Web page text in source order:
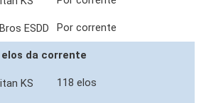
Por corrente
da corrente
118 elos